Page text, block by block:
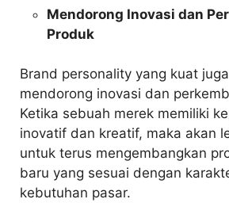
Mendorong Inovasi dan
Produk
Brand personality yang kuat
mendorong inovasi dan
Ketika sebuah merek memiliki
inovatif dan kreatif, maka akan
untuk terus mengembangkan
baru yang sesuai dengan
kebutuhan pasar.